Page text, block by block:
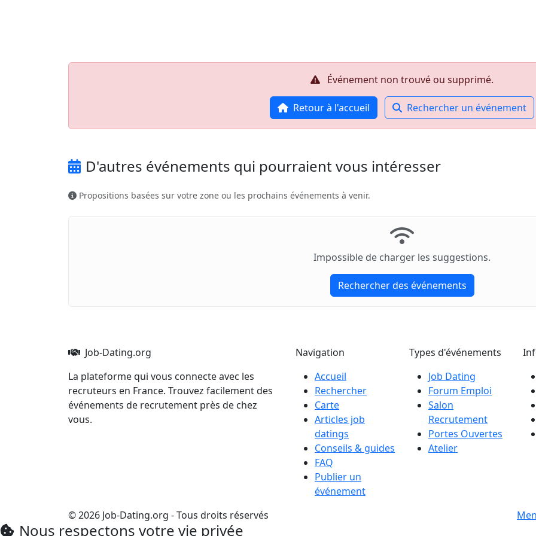
Événement non trouvé ou supprimé.
Retour à l'accueil Rechercher un événement
D'autres événements qui pourraient vous intéresser
Propositions basées sur votre zone ou les prochains événements à venir.
Impossible de charger les suggestions.
Rechercher des événements
Job-Dating.org
La plateforme qui vous connecte avec les
recruteurs en France. Trouvez facilement des
événements de recrutement près de chez
vous.
Navigation
Accueil
Rechercher
Carte
Articles job
datings
Conseils & guides
FAQ
Publier un
événement
Types d'événements
Job Dating
Forum Emploi
Salon
Recrutement
Portes Ouvertes
Atelier
© 2026 Job-Dating.org - Tous droits réservés
Nous respectons votre vie privée